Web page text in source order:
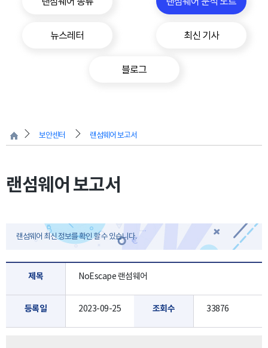
뉴스레터 최신 기사
블로그
보안센터 랜섬웨어 보고서
랜섬웨어 보고서
랜섬웨어 최신 정보를 확인 할 수 있습니다.
제목 NoEscape 랜섬웨어
등록일 2023-09-25 조회수 33876